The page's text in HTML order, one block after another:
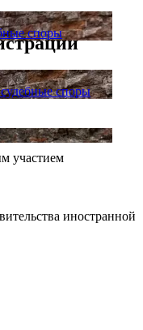
споры
споры
участием
иностранной